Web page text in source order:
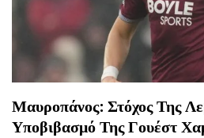
Μαυροπάνος: Στόχος Της
Υποβιβασμό Της Γουέστ